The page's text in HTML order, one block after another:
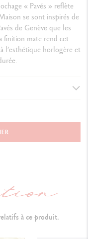
« Pavés » reflète
se sont inspirés de
de Genève que les
finition mate rend cet
l’esthétique horlogère et
: 8 mm
polis brillants
à ce produit.